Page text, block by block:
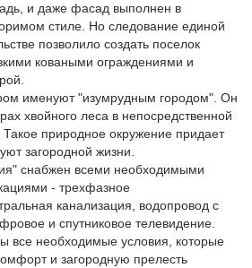
и даже фасад выполнен в
стиле. Но следование единой
позволило создать поселок
коваными ограждениями и
именуют "изумрудным городом". Он
хвойного леса в непосредственной
Такое природное окружение придает
загородной жизни.
снабжен всеми необходимыми
- трехфазное
канализация, водопровод с
и спутниковое телевидение.
все необходимые условия, которые
и загородную прелесть